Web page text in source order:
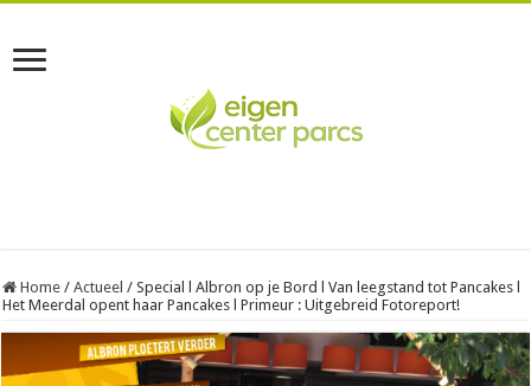
Home / Actueel / Special l Albron op je Bord l Van leegstand tot Pancakes l
Het Meerdal opent haar Pancakes l Primeur : Uitgebreid Fotoreport!